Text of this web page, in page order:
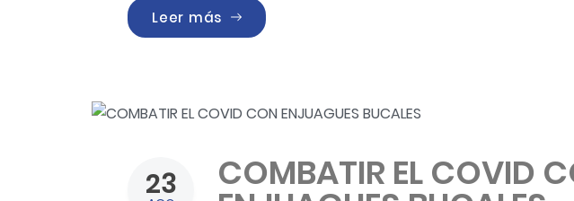
Leer más «LA NUEVA GENERACIÓN DE ENJUAGUES
23 COMBATIR EL COVID